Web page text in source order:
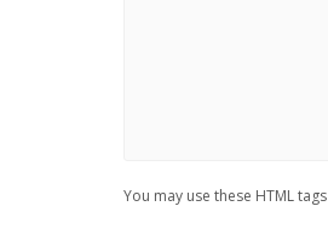
You may use these HTML